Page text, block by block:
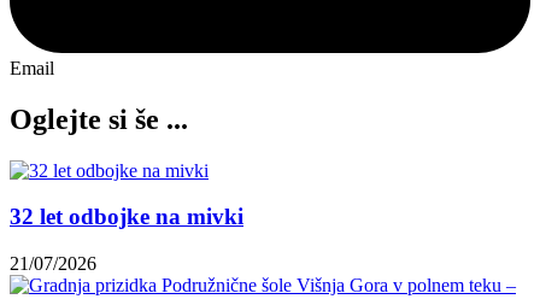
Email
Oglejte si še ...
32 let odbojke na mivki
21/07/2026